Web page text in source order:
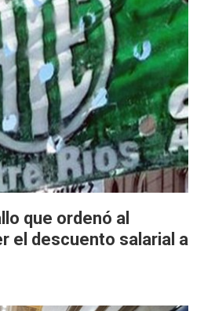
que ordenó al
el descuento salarial a